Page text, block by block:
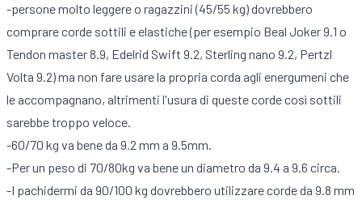
-persone molto leggere o ragazzini (45/55 kg) dovrebbero
comprare corde sottili e elastiche (per esempio Beal Joker 9.1 o
Tendon master 8.9, Edelrid Swift 9.2, Sterling nano 9.2, Pertzl
Volta 9.2) ma non fare usare la propria corda agli energumeni che
le accompagnano, altrimenti l'usura di queste corde così sottili
sarebbe troppo veloce.
-60/70 kg va bene da 9.2 mm a 9.5mm.
-Per un peso di 70/80kg va bene un diametro da 9.4 a 9.6 circa.
-I pachidermi da 90/100 kg dovrebbero utilizzare corde da 9.8 mm